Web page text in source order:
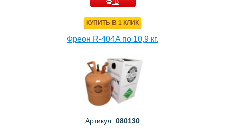
КУПИТЬ В 1 КЛИК
Фреон R-404A по 10,9 кг.
Артикул: 080130